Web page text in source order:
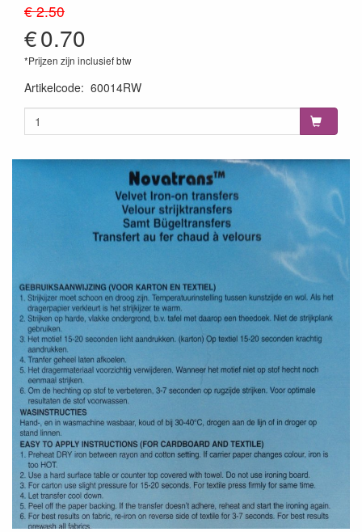
€ 2.50
€0.70
*Prijzen zijn inclusief btw
Artikelcode: 60014RW